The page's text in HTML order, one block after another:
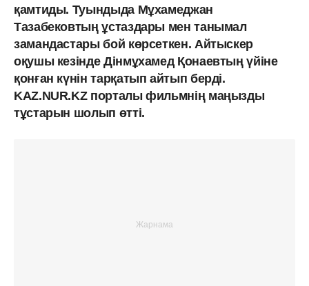
қамтиды. Туындыда Мұхамеджан
Тазабековтың ұстаздары мен танымал
замандастары бой көрсеткен. Айтыскер
оқушы кезінде Дінмұхамед Қонаевтың үйіне
қонған күнін тарқатып айтып берді.
KAZ.NUR.KZ порталы фильмнің маңызды
тұстарын шолып өтті.